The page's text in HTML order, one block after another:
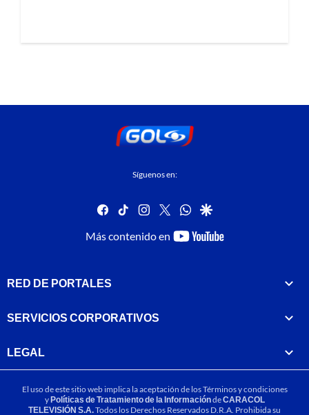
Síguenos en:
facebook
tiktok instagram
twitterwhatsapp
google
Más contenido en
youtube-
RED DE PORTALES
SERVICIOS CORPORATIVOS
LEGAL
El uso de este sitio web implica la aceptación de losTérminos y condiciones
yPolíticas de Tratamiento de la InformacióndeCARACOL
TELEVISIÓN S.A.Todos los Derechos Reservados D.R.A. Prohibida su